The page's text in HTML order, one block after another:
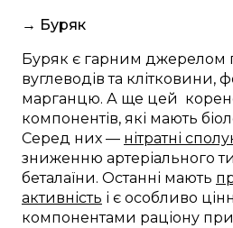
→ Буряк
Буряк є гарним джерелом
вуглеводів та клітковини,
марганцю. А ще цей
компонентів, які мають
Серед них — нітратні
зниженню артеріального
беталаїни. Останні мають
активність і є особливо
компонентами раціону при